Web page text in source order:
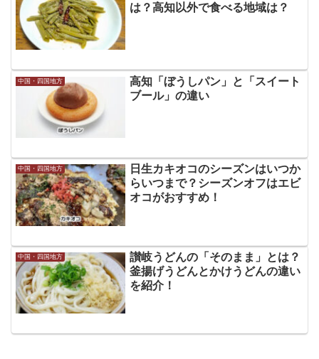
は？高知以外で食べる地域は？
中国・四国地方
高知「ぼうしパン」と「スイート
ブール」の違い
中国・四国地方
日生カキオコのシーズンはいつか
らいつまで？シーズンオフはエビ
オコがおすすめ！
中国・四国地方
讃岐うどんの「そのまま」とは？
釜揚げうどんとかけうどんの違い
を紹介！